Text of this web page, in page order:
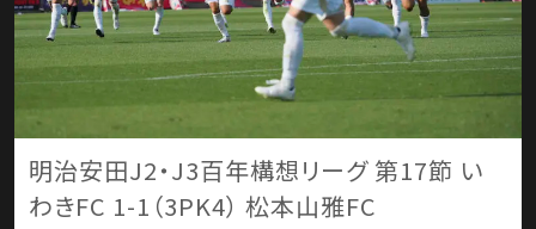
明治安田J2・J3百年構想リーグ 第17節 い
わきFC 1-1（3PK4） 松本山雅FC